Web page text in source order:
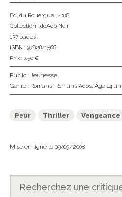
Ed. du Rouergue, 2008
Collection : doAdo Noir
137 pages
ISBN : 9782841568
Prix : 7,50 €
Public : Jeunesse
Genre : Romans, Romans Ados, Âge 14
Peur Thriller Vengeance
Mise en ligne le 09/09/2008